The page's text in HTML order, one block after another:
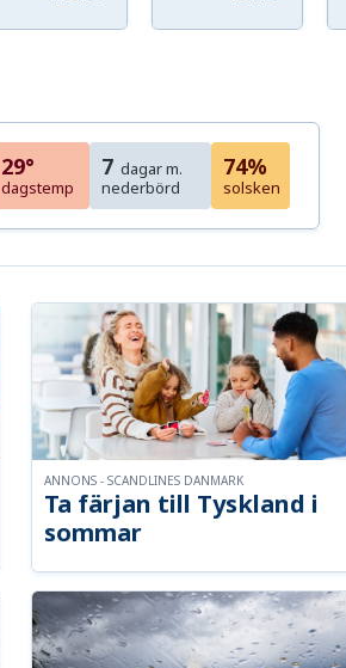
29°
dagstemp
7 dagar m.
nederbörd
74%
solsken
Ta färjan till Tyskland i
sommar
ANNONS - SCANDLINES DANMARK